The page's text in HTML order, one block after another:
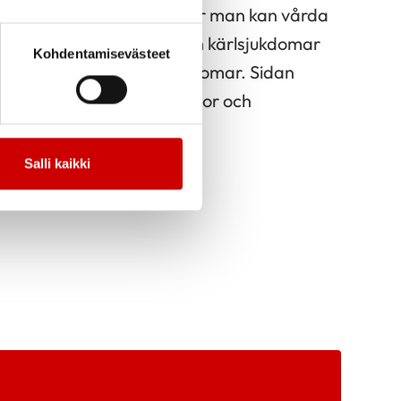
Kohdentamisevästeet
Salli kaikki
hjärtsjukdomar och hur man kan vårda
del Hjärt- och kärlsjukdomar
artiklar om hjärtsjukdomar. Sidan
svar på läsarnas frågor och
sjukdomen.